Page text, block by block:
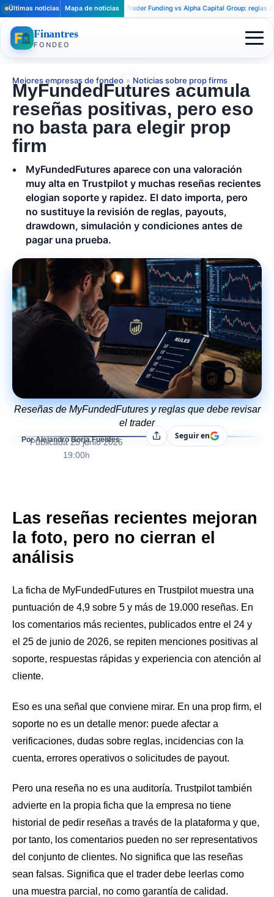
Últimas noticias Mapa de noticias
Apex Trader Funding vs Alpha Capital Group: reglas
Finantres
FONDEO
Mejores empresas de fondeo » Noticias sobre prop firms
MyFundedFutures acumula
reseñas positivas, pero eso
no basta para elegir prop
firm
MyFundedFutures aparece con una valoración
muy alta en Trustpilot y muchas reseñas recientes
elogian soporte y rapidez. El dato importa, pero
no sustituye la revisión de reglas, payouts,
drawdown, simulación y condiciones antes de
pagar una prueba.
Reseñas de MyFundedFutures y reglas que debe revisar
el trader
Por Alejandro Borja Fuentes
Publicada 25 junio 2026
19:00h
CompartirSeguir en
Las reseñas recientes mejoran
la foto, pero no cierran el
análisis
La ficha de MyFundedFutures en Trustpilot muestra una
puntuación de 4,9 sobre 5 y más de 19.000 reseñas. En
los comentarios más recientes, publicados entre el 24 y
el 25 de junio de 2026, se repiten menciones positivas al
soporte, respuestas rápidas y experiencia con atención al
cliente.
Eso es una señal que conviene mirar. En una prop firm, el
soporte no es un detalle menor: puede afectar a
verificaciones, dudas sobre reglas, incidencias con la
cuenta, errores operativos o solicitudes de payout.
Pero una reseña no es una auditoría. Trustpilot también
advierte en la propia ficha que la empresa no tiene
historial de pedir reseñas a través de la plataforma y que,
por tanto, los comentarios pueden no ser representativos
del conjunto de clientes. No significa que las reseñas
sean falsas. Significa que el trader debe leerlas como
una muestra parcial, no como garantía de calidad.